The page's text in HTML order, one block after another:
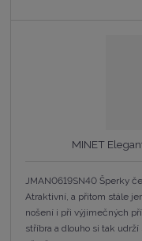
MINET
JMAN0619SN40 Šperky
Atraktivní, a přitom stále
nošení i při výjimečných
stříbra a dlouho si tak